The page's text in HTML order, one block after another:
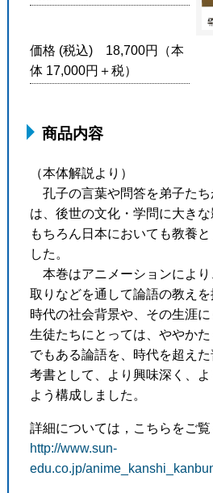
価格 (税込) 18,700円（本
体 17,000円＋税）
商品内容
（本体解説より）
孔子の言葉や問答を弟子たち
は、後世の文化・学問に大き
もちろん日本においても教養
した。
本巻はアニメーションにより
取りなどを通して論語の教え
時代の社会背景や、その生涯
生徒たちにとっては、ややか
でもある論語を、時代を超え
考書として、より興味深く、
よう構成しました。
詳細については，こちらをご覧
http://www.sun-
edu.co.jp/